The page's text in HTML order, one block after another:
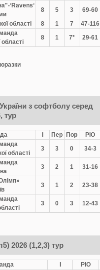
ʼRavensʼ
8 5 3 69-60
області
8 1 7 47-116
області
8 1 7* 29-61
з софтболу серед
тур
Пер Пор РІО
області
3 3 0 34-3
3 2 1 31-16
3 1 2 23-38
3 0 3 12-43
2026 (1,2,3) тур
РІО